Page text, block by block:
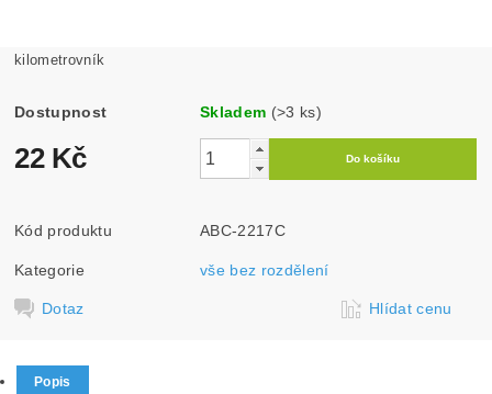
kilometrovník
Dostupnost Skladem (>3 ks)
22 Kč
Kód produktu ABC-2217C
Kategorie vše bez rozdělení
Dotaz Hlídat cenu
Popis